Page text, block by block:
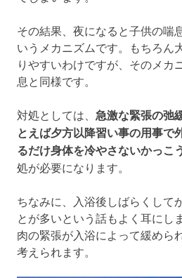
その結果、夜になると子供の喘
いうメカニズムです。もちろん
りやすいわけですが、そのメカ
息と同様です。
対処としては、 急激な緊張の弛
とえば夕方以降習い事の用事で
るだけ身体を冷やさないかっこ
処が必要になります。
ちなみに、入浴後しばらくして
とが多いという話もよく耳にし
肉の緊張が入浴によって緩めら
考えられます。